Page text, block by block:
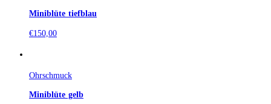
Miniblüte tiefblau
€150,00
Ohrschmuck
Miniblüte gelb